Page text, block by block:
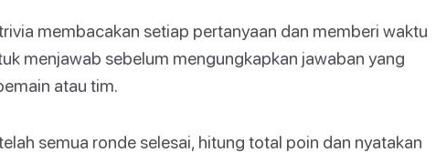
membacakan setiap pertanyaan dan memberi waktu
menjawab sebelum mengungkapkan jawaban yang
atau tim.
semua ronde selesai, hitung total poin dan nyatakan